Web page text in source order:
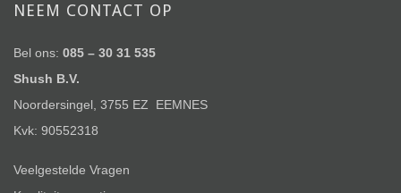
NEEM CONTACT OP
Bel ons: 085 – 30 31 535
Shush B.V.
Noordersingel, 3755 EZ EEMNES
Kvk: 90552318
Veelgestelde Vragen